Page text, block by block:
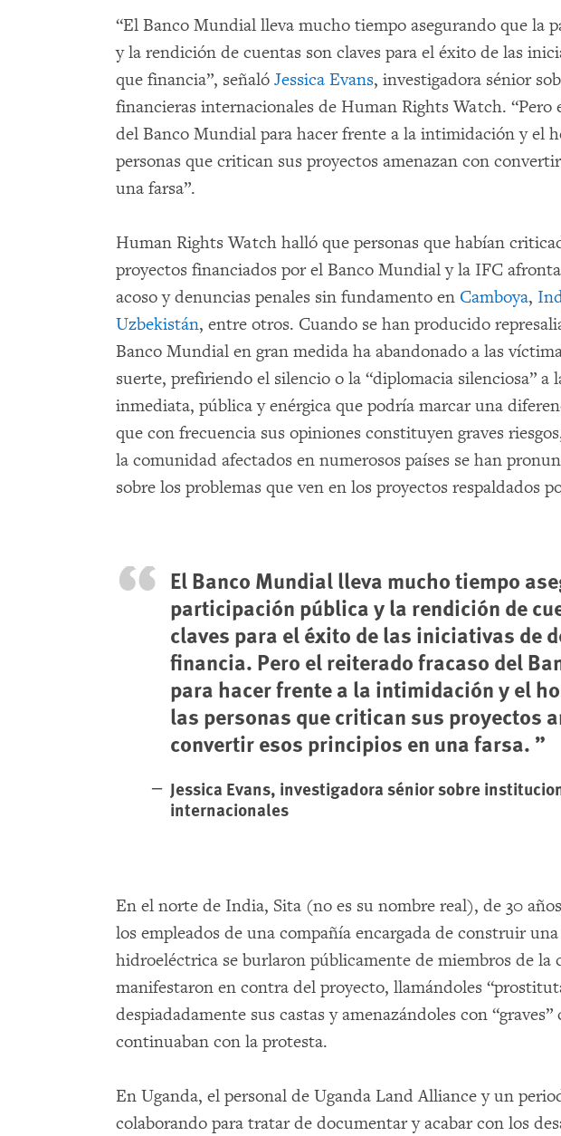
“El Banco Mundial lleva mucho tiempo asegurando que la
y la rendición de cuentas son claves para el éxito de las
que financia”, señaló Jessica Evans, investigadora sénior
financieras internacionales de Human Rights Watch. “Pero
del Banco Mundial para hacer frente a la intimidación y el
personas que critican sus proyectos amenazan con
una farsa”.
Human Rights Watch halló que personas que habían
proyectos financiados por el Banco Mundial y la IFC
acoso y denuncias penales sin fundamento en Camboya,
Uzbekistán, entre otros. Cuando se han producido
Banco Mundial en gran medida ha abandonado a las
suerte, prefiriendo el silencio o la “diplomacia silenciosa” a
inmediata, pública y enérgica que podría marcar una
que con frecuencia sus opiniones constituyen graves
la comunidad afectados en numerosos países se han
sobre los problemas que ven en los proyectos respaldados
El Banco Mundial lleva mucho tiempo
participación pública y la rendición de
claves para el éxito de las iniciativas de
financia. Pero el reiterado fracaso del
para hacer frente a la intimidación y el
las personas que critican sus proyectos
convertir esos principios en una farsa.
Jessica Evans, investigadora sénior sobre
internacionales
En el norte de India, Sita (no es su nombre real), de 30
los empleados de una compañía encargada de construir una
hidroeléctrica se burlaron públicamente de miembros de la
manifestaron en contra del proyecto, llamándoles
despiadadamente sus castas y amenazándoles con “graves”
continuaban con la protesta.
En Uganda, el personal de Uganda Land Alliance y un
colaborando para tratar de documentar y acabar con los